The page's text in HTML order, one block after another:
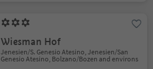
Wiesman Hof
Jenesien/S. Genesio Atesino, Jenesien/San
Genesio Atesino, Bolzano/Bozen and environs